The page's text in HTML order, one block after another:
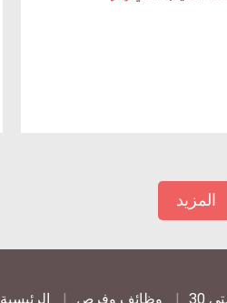
المزيد
30 وظائف وفرص الرئيسية